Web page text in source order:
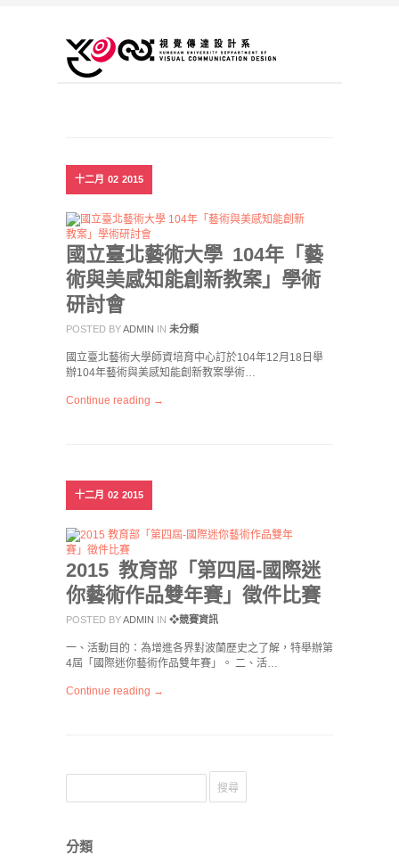
十二月 02 2015
國立臺北藝術大學 104年「藝
術與美感知能創新教案」學術
研討會
POSTED BYADMIN IN 未分類
國立臺北藝術大學師資培育中心訂於104年12月18日舉
辦104年藝術與美感知能創新教案學術…
Continue reading →
十二月 02 2015
2015 教育部「第四屆-國際迷
你藝術作品雙年賽」徵件比賽
POSTED BYADMIN IN ❖競賽資訊
一、活動目的：為增進各界對波蘭歷史之了解，特舉辦第
4屆「國際迷你藝術作品雙年賽」。 二、活…
Continue reading →
分類